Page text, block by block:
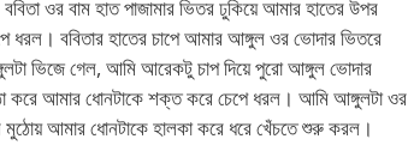
ওর বাম হাত পাজামার ভিতর ঢুকিয়ে আমার হাতের উপর
ববিতার হাতের চাপে আমার আঙ্গুল ওর ভোদার ভিতরে
ভিজে গেল, আমি আরেকটু চাপ দিয়ে পুরো আঙ্গুল ভোদার
করে আমার ধোনটাকে শক্ত করে চেপে ধরল। আমি আঙ্গুলটা ওর
মুঠোয় আমার ধোনটাকে হালকা করে ধরে খেঁচতে শুরু করল।